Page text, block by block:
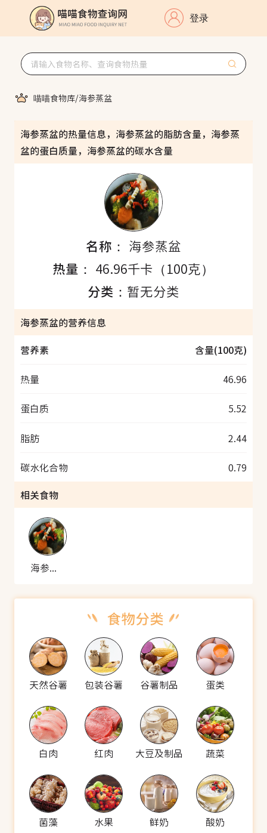
登录
喵喵食物库/海参蒸盆
海参蒸盆的热量信息，海参蒸盆的脂肪含量，海参蒸
盆的蛋白质量，海参蒸盆的碳水含量
名称： 海参蒸盆
热量： 46.96千卡（100克）
分类： 暂无分类
海参蒸盆的营养信息
营养素
含量(100克)
热量 46.96
蛋白质 5.52
脂肪 2.44
碳水化合物
0.79
相关食物
海参蒸盆
天然谷薯 包装谷薯 谷薯制品 蛋类
白肉 红肉 大豆及制品 蔬菜
菌藻 水果 鲜奶 酸奶